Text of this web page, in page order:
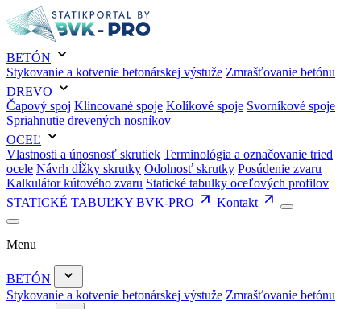
BETÓN
Stykovanie a kotvenie betonárskej výstuže Zmrašťovanie betónu
DREVO
Čapový spoj Klincované spoje Kolíkové spoje Svorníkové spoje
Spriahnutie drevených nosníkov
OCEĽ
Vlastnosti a únosnosť skrutiek Terminológia a označovanie tried
ocele Návrh dĺžky skrutky Odolnosť skrutky Posúdenie zvaru
Kalkulátor kútového zvaru Statické tabulky oceľových profilov
STATICKÉ TABUĽKY BVK-PRO Kontakt
Menu
BETÓN
Stykovanie a kotvenie betonárskej výstuže Zmrašťovanie betónu